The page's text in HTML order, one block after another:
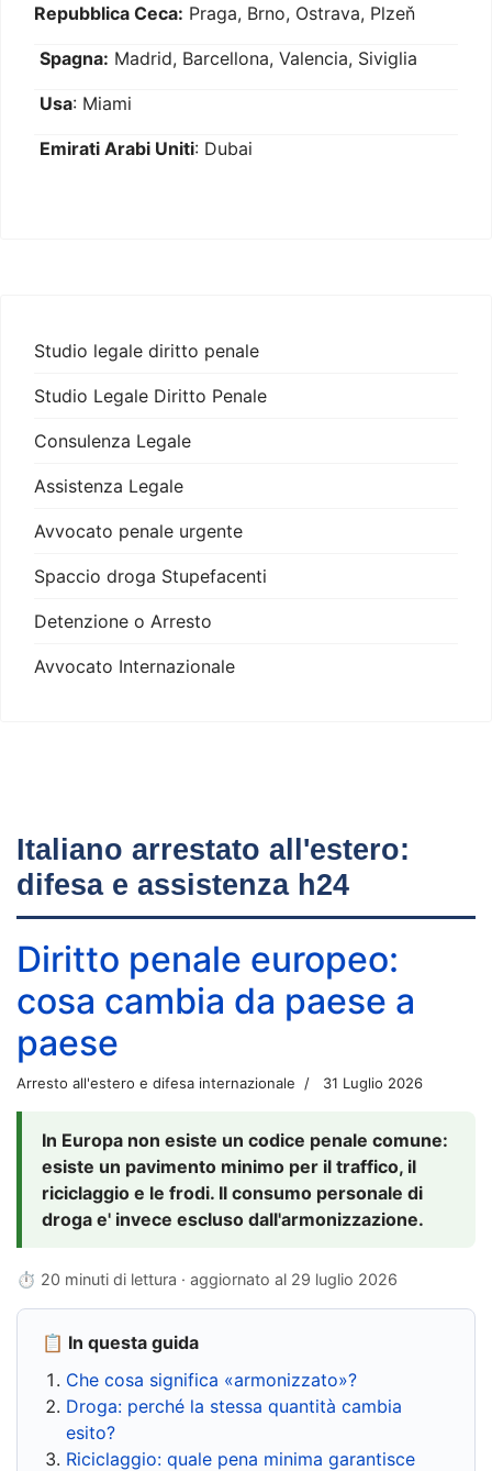
Repubblica Ceca: Praga, Brno, Ostrava, Plzeň
Spagna: Madrid, Barcellona, Valencia, Siviglia
Usa: Miami
Emirati Arabi Uniti: Dubai
Studio legale diritto penale
Studio Legale Diritto Penale
Consulenza Legale
Assistenza Legale
Avvocato penale urgente
Spaccio droga Stupefacenti
Detenzione o Arresto
Avvocato Internazionale
Italiano arrestato all'estero:
difesa e assistenza h24
Diritto penale europeo:
cosa cambia da paese a
paese
Arresto all'estero e difesa internazionale 31 Luglio 2026
In Europa non esiste un codice penale comune:
esiste un pavimento minimo per il traffico, il
riciclaggio e le frodi. Il consumo personale di
droga e' invece escluso dall'armonizzazione.
⏱ 20 minuti di lettura · aggiornato al 29 luglio 2026
📋 In questa guida
Che cosa significa «armonizzato»?
Droga: perché la stessa quantità cambia
esito?
Riciclaggio: quale pena minima garantisce